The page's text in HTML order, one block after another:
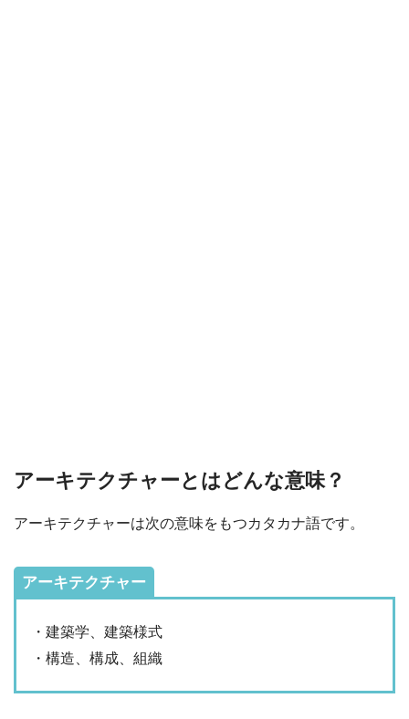
アーキテクチャーとはどんな意味？
アーキテクチャーは次の意味をもつカタカナ語です。
アーキテクチャー
・建築学、建築様式
・構造、構成、組織